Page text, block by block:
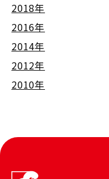
2018年
2016年
2014年
2012年
2010年